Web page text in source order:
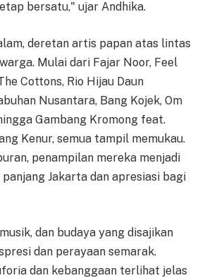
bersatu," ujar Andhika.
deretan artis papan atas lintas
Mulai dari Fajar Noor, Feel
Cottons, Rio Hijau Daun
Nusantara, Bang Kojek, Om
Gambang Kromong feat.
Kenur, semua tampil memukau.
penampilan mereka menjadi
Jakarta dan apresiasi bagi
dan budaya yang disajikan
dan perayaan semarak.
dan kebanggaan terlihat jelas